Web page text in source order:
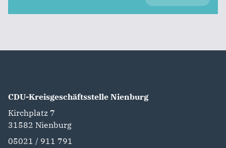
CDU-Kreisgeschäftsstelle Nienburg
Kirchplatz 7
31582 Nienburg
05021 / 911 791